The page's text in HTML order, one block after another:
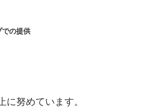
での提供
に努めています。